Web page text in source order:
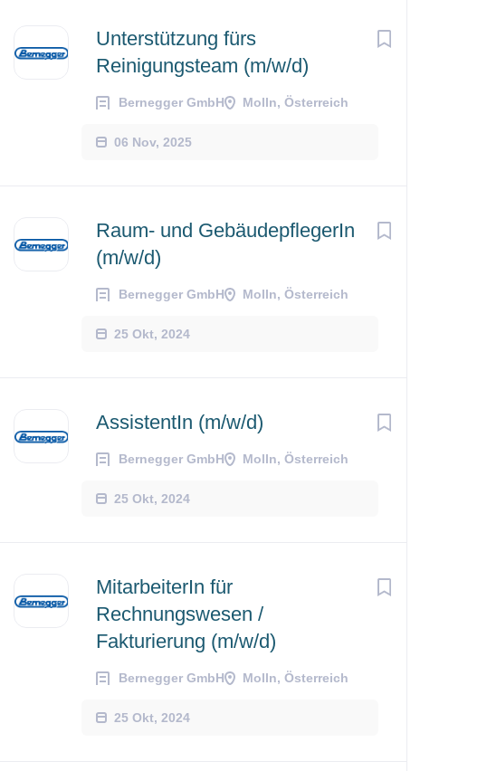
Unterstützung fürs
Reinigungsteam (m/w/d)
Bernegger GmbH Molln, Österreich
06 Nov, 2025
Raum- und GebäudepflegerIn
(m/w/d)
Bernegger GmbH Molln, Österreich
25 Okt, 2024
AssistentIn (m/w/d)
Bernegger GmbH Molln, Österreich
25 Okt, 2024
MitarbeiterIn für
Rechnungswesen /
Fakturierung (m/w/d)
Bernegger GmbH Molln, Österreich
25 Okt, 2024